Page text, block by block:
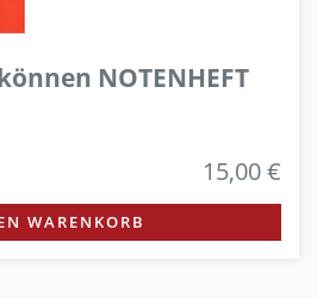
NOTENHEFT
15,00 €
WARENKORB